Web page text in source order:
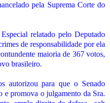
pela Suprema Corte do
relatado pelo Deputado
de responsabilidade por ela
maioria de 367 votos,
brasileiro.
para que o Senado
e promova o julgamento da Sra.